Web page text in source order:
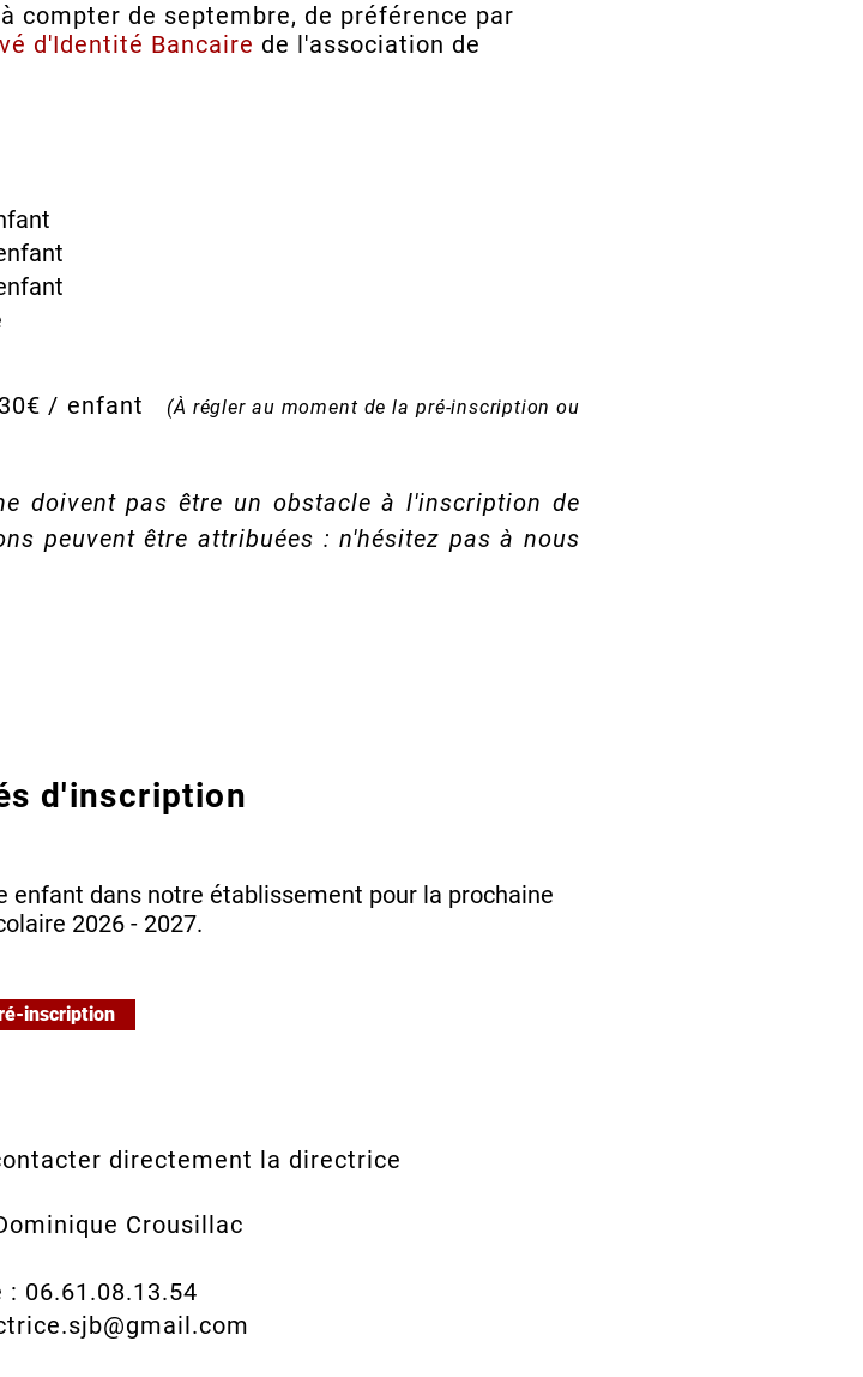
compter de septembre, de préférence par
d'Identité Bancaire de l'association de
/ enfant
(À régler au moment de la pré-inscription ou
doivent pas être un obstacle à l'inscription de
peuvent être attribuées : n'hésitez pas à nous
d'inscription
dans notre établissement pour la prochaine
2026 - 2027.
inscription
directement la directrice
Crousillac
: 06.61.08.13.54